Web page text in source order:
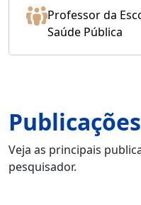
Professor da
Saúde Pública
Veja as principais
pesquisador.